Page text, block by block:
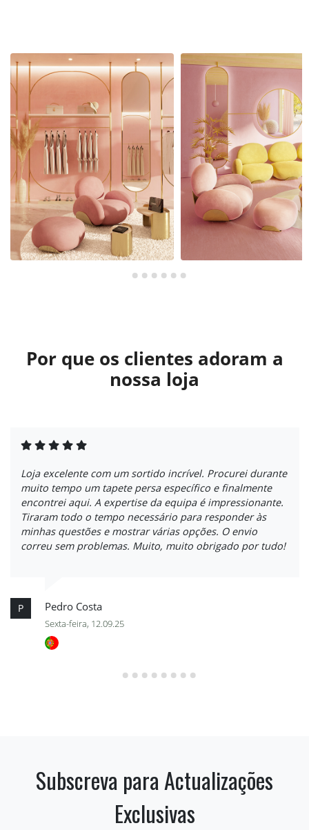
Por que os clientes adoram a
nossa loja
Loja excelente com um sortido incrível. Procurei durante
muito tempo um tapete persa específico e finalmente
encontrei aqui. A expertise da equipa é impressionante.
Tiraram todo o tempo necessário para responder às
minhas questões e mostrar várias opções. O envio
correu sem problemas. Muito, muito obrigado por tudo!
P Pedro Costa
Sexta-feira, 12.09.25
Subscreva para Actualizações
Exclusivas